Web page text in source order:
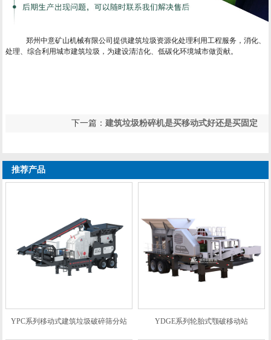
郑州中意矿山机械有限公司提供建筑垃圾资源化处理利用工程服务，消化、
处理、综合利用城市建筑垃圾，为建设清洁化、低碳化环境城市做贡献。
下一篇： 建筑垃圾粉碎机是买移动式好还是买固定
推荐产品
YPC系列移动式建筑垃圾破碎筛分站 YDGE系列轮胎式颚破移动站